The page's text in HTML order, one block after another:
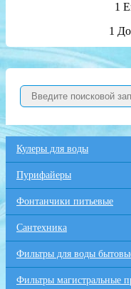
1
1
Кулеры для воды
Пурифайеры
Фонтанчики питьевые
Сантехника
Фильтры для воды
Фильтры магистральные